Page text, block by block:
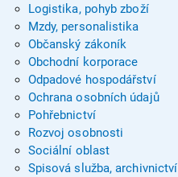
Logistika, pohyb zboží
Mzdy, personalistika
Občanský zákoník
Obchodní korporace
Odpadové hospodářství
Ochrana osobních údajů
Pohřebnictví
Rozvoj osobnosti
Sociální oblast
Spisová služba, archivnictví